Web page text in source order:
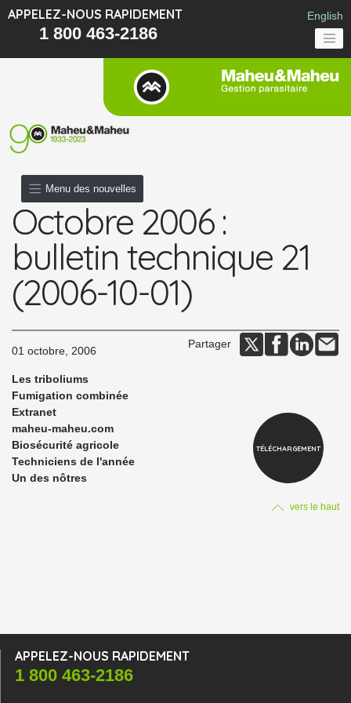
APPELEZ-NOUS RAPIDEMENT
1 800 463-2186
English
Octobre 2006 :
bulletin technique 21
(2006-10-01)
01 octobre, 2006
Menu des nouvelles
Partager
Les triboliums
Fumigation combinée
Extranet
maheu-maheu.com
Biosécurité agricole
Techniciens de l'année
Un des nôtres
vers le haut
TÉLÉCHARGEMENT
APPELEZ-NOUS RAPIDEMENT
1 800 463-2186